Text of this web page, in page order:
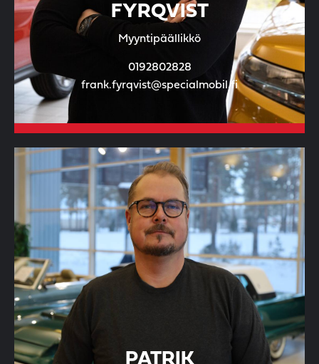
FYRQVIST
Myyntipäällikkö
0192802828
frank.fyrqvist@specialmobil.fi
PATRIK